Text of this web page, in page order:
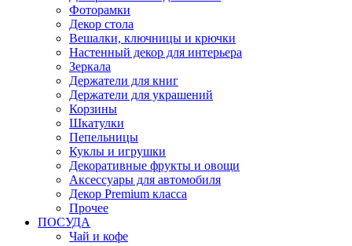
Фоторамки
Декор стола
Вешалки, ключницы и крючки
Настенный декор для интерьера
Зеркала
Держатели для книг
Держатели для украшений
Корзины
Шкатулки
Пепельницы
Куклы и игрушки
Декоративные фрукты и овощи
Аксессуары для автомобиля
Декор Premium класса
Прочее
ПОСУДА
Чай и кофе